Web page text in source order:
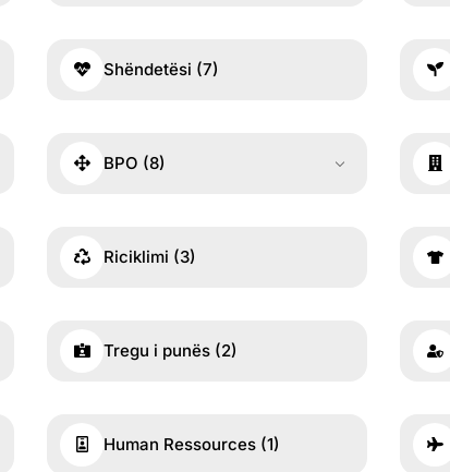
Shëndetësi (7)
BPO (8)
Riciklimi (3)
Tregu i punës (2)
Human Ressources (1)